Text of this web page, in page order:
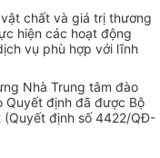
chất và giá trị thương
hiện các hoạt động
vụ phù hợp với lĩnh
Nhà Trung tâm đào
Quyết định đã được Bộ
định số 4422/QĐ-